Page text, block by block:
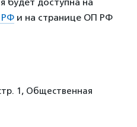
и на странице ОП РФ
1, Общественная